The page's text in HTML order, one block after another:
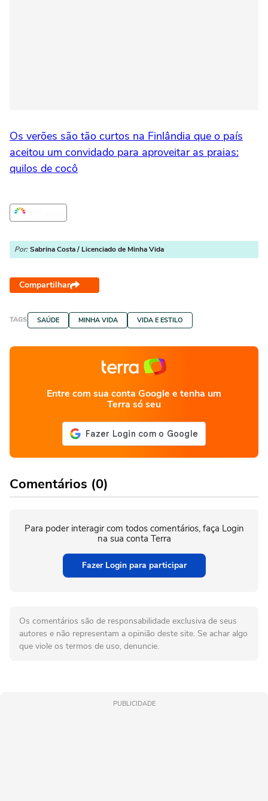
Os verões são tão curtos na Finlândia que o país
aceitou um convidado para aproveitar as praias:
quilos de cocô
Por: Sabrina Costa / Licenciado de Minha Vida
Compartilhar
TAGS SAÚDE MINHA VIDA VIDA E ESTILO
Entre com sua conta Google e tenha um
Terra só seu
Comentários (0)
Para poder interagir com todos comentários, faça Login
na sua conta Terra
Fazer Login para participar
Os comentários são de responsabilidade exclusiva de seus
autores e não representam a opinião deste site. Se achar algo
que viole os termos de uso, denuncie.
PUBLICIDADE